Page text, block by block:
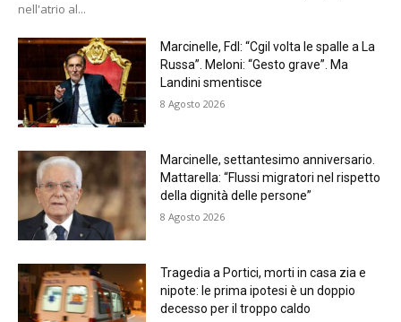
nell'atrio al...
Marcinelle, FdI: “Cgil volta le spalle a La
Russa”. Meloni: “Gesto grave”. Ma
Landini smentisce
8 Agosto 2026
Marcinelle, settantesimo anniversario.
Mattarella: “Flussi migratori nel rispetto
della dignità delle persone”
8 Agosto 2026
Tragedia a Portici, morti in casa zia e
nipote: le prima ipotesi è un doppio
decesso per il troppo caldo